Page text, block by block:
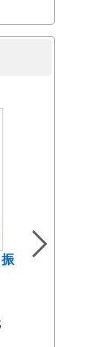
中國近代教會